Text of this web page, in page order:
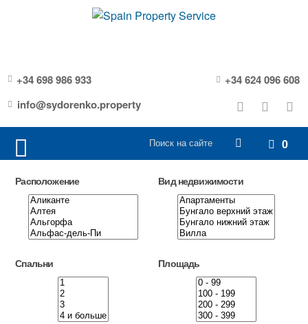
+34 698 986 933
+34 624 096 608
info@sydorenko.property
0
Расположение Вид недвижимости
Спальни Площадь